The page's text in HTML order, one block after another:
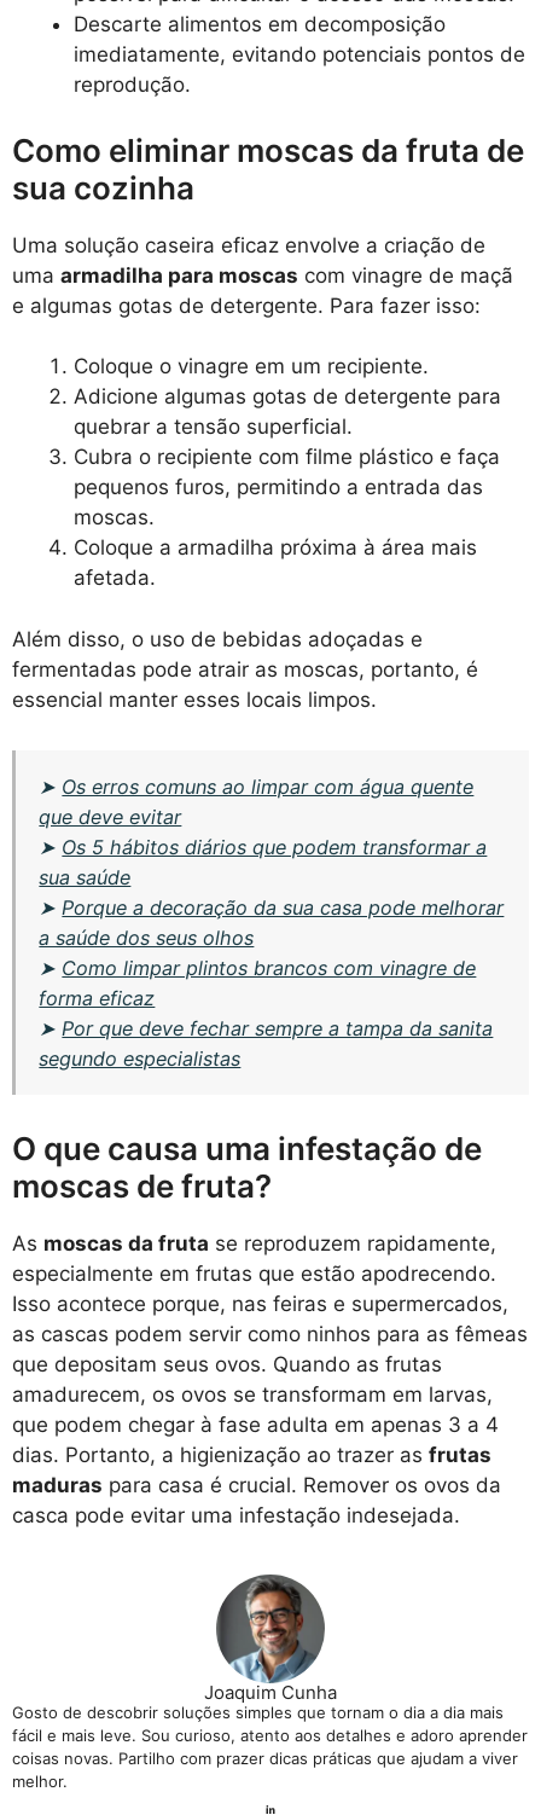
Descarte alimentos em decomposição
imediatamente, evitando potenciais pontos de
reprodução.
Como eliminar moscas da fruta de
sua cozinha
Uma solução caseira eficaz envolve a criação de
uma armadilha para moscas com vinagre de maçã
e algumas gotas de detergente. Para fazer isso:
Coloque o vinagre em um recipiente.
Adicione algumas gotas de detergente para
quebrar a tensão superficial.
Cubra o recipiente com filme plástico e faça
pequenos furos, permitindo a entrada das
moscas.
Coloque a armadilha próxima à área mais
afetada.
Além disso, o uso de bebidas adoçadas e
fermentadas pode atrair as moscas, portanto, é
essencial manter esses locais limpos.
➤ Os erros comuns ao limpar com água quente
que deve evitar
➤ Os 5 hábitos diários que podem transformar a
sua saúde
➤ Porque a decoração da sua casa pode melhorar
a saúde dos seus olhos
➤ Como limpar plintos brancos com vinagre de
forma eficaz
➤ Por que deve fechar sempre a tampa da sanita
segundo especialistas
O que causa uma infestação de
moscas de fruta?
As moscas da fruta se reproduzem rapidamente,
especialmente em frutas que estão apodrecendo.
Isso acontece porque, nas feiras e supermercados,
as cascas podem servir como ninhos para as fêmeas
que depositam seus ovos. Quando as frutas
amadurecem, os ovos se transformam em larvas,
que podem chegar à fase adulta em apenas 3 a 4
dias. Portanto, a higienização ao trazer as frutas
maduras para casa é crucial. Remover os ovos da
casca pode evitar uma infestação indesejada.
Joaquim Cunha
Gosto de descobrir soluções simples que tornam o dia a dia mais
fácil e mais leve. Sou curioso, atento aos detalhes e adoro aprender
coisas novas. Partilho com prazer dicas práticas que ajudam a viver
melhor.